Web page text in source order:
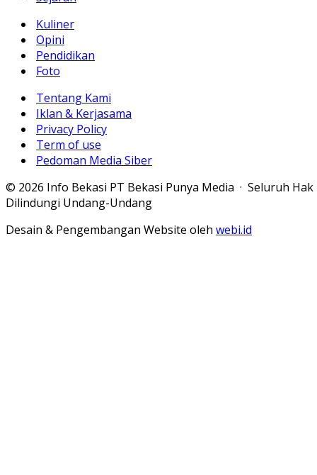
Kuliner
Opini
Pendidikan
Foto
Tentang Kami
Iklan & Kerjasama
Privacy Policy
Term of use
Pedoman Media Siber
© 2026 Info Bekasi PT Bekasi Punya Media · Seluruh Hak
Dilindungi Undang-Undang
Desain & Pengembangan Website oleh webi.id